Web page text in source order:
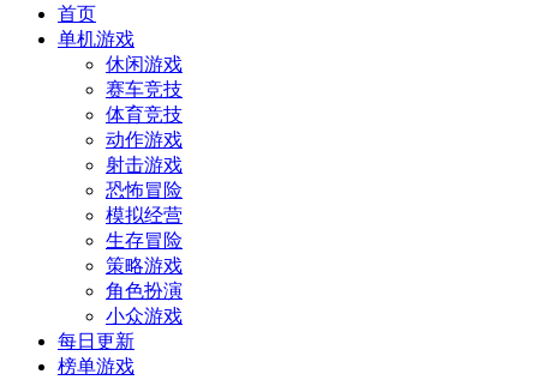
首页
单机游戏
休闲游戏
赛车竞技
体育竞技
动作游戏
射击游戏
恐怖冒险
模拟经营
生存冒险
策略游戏
角色扮演
小众游戏
每日更新
榜单游戏